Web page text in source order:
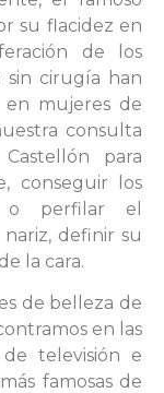
su flacidez en
de los
sin cirugía han
en mujeres de
consulta
para
conseguir los
o perfilar el
definir su
la cara.
de belleza de
en las
de televisión e
famosas de